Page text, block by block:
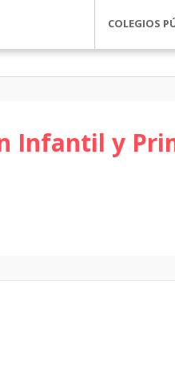
COLEGIOS
Infantil y